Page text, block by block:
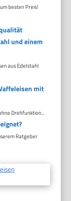
besten Preis!
und einem
aus Edelstahl
mit
Drehfunktion...
Ratgeber